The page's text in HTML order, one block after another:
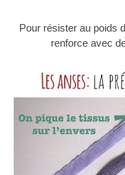
Pour résister au poids
renforce avec